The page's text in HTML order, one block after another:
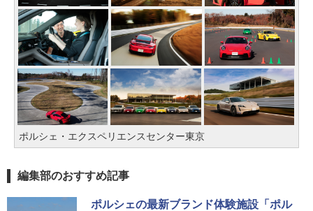
ポルシェ・エクスペリエンスセンター東京
編集部のおすすめ記事
ポルシェの最新ブランド体験施設「ポル